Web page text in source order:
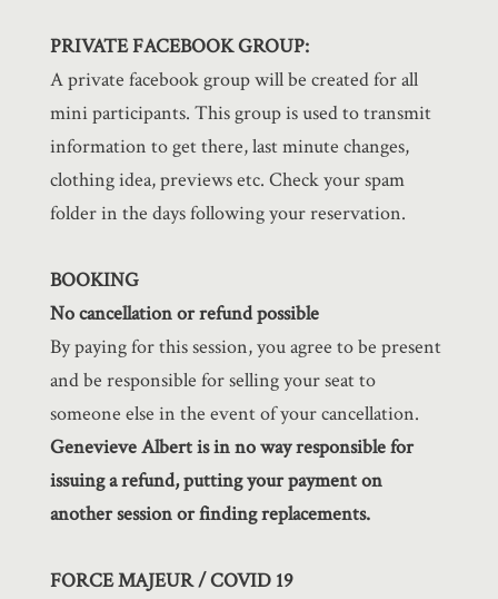
PRIVATE FACEBOOK GROUP:
A private facebook group will be created for all
mini participants. This group is used to transmit
information to get there, last minute changes,
clothing idea, previews etc. Check your spam
folder in the days following your reservation.
BOOKING
No cancellation or refund possible
By paying for this session, you agree to be present
and be responsible for selling your seat to
someone else in the event of your cancellation.
Genevieve Albert is in no way responsible for
issuing a refund, putting your payment on
another session or finding replacements.
FORCE MAJEUR / COVID 19